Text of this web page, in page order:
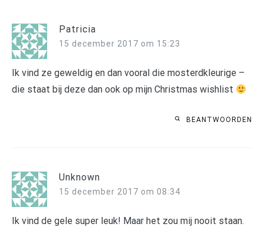
Patricia
15 december 2017 om 15:23
Ik vind ze geweldig en dan vooral die mosterdkleurige –
die staat bij deze dan ook op mijn Christmas wishlist
BEANTWOORDEN
Unknown
15 december 2017 om 08:34
Ik vind de gele super leuk! Maar het zou mij nooit staan.